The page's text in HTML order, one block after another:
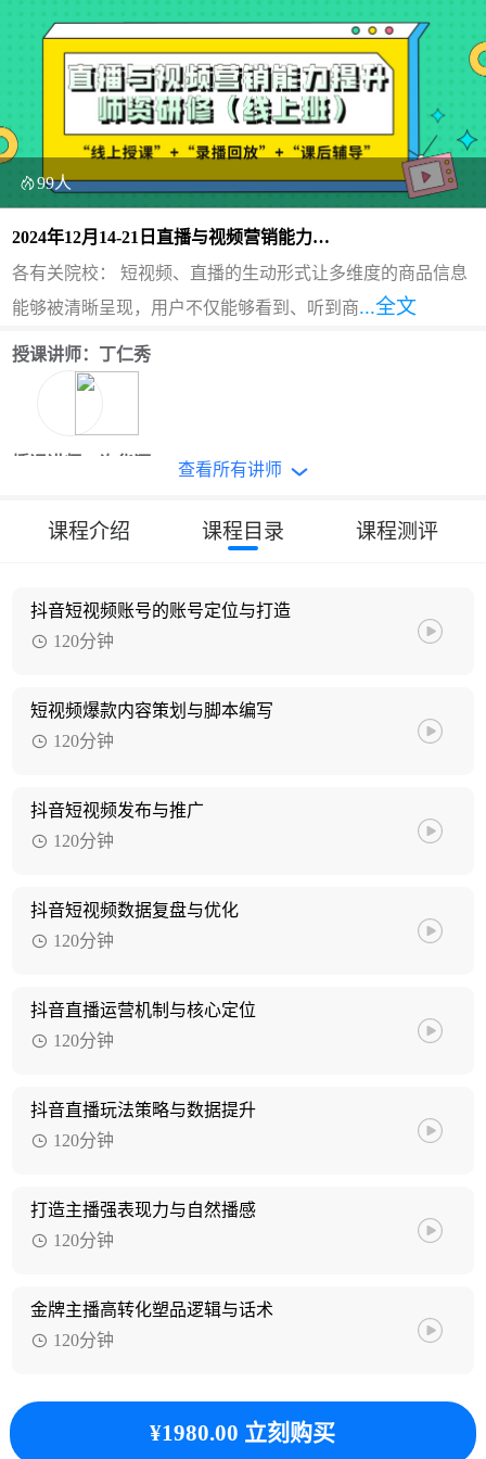
99人
2024年12月14-21日直播与视频营销能力提
升师资研修（线上班）
各有关院校： 短视频、直播的生动形式让多维度的商品信息
能够被清晰呈现，用户不仅能够看到、听到商...全文
授课讲师：丁仁秀
查看所有讲师
课程介绍 课程目录 课程测评
抖音短视频账号的账号定位与打造
120分钟
短视频爆款内容策划与脚本编写
120分钟
抖音短视频发布与推广
120分钟
抖音短视频数据复盘与优化
120分钟
抖音直播运营机制与核心定位
120分钟
抖音直播玩法策略与数据提升
120分钟
打造主播强表现力与自然播感
120分钟
金牌主播高转化塑品逻辑与话术
120分钟
¥1980.00 立刻购买